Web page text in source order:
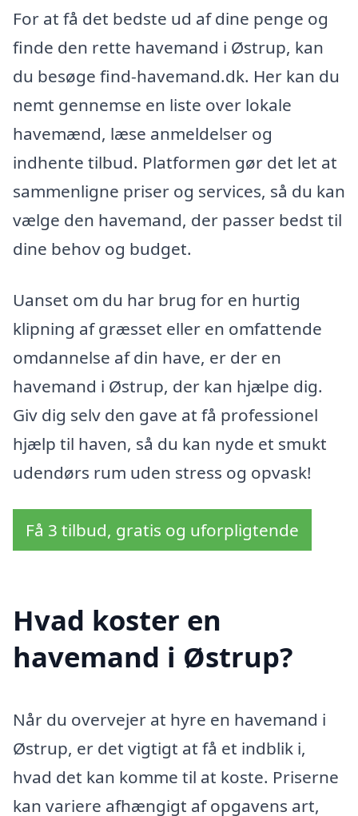
For at få det bedste ud af dine penge og
finde den rette havemand i Østrup, kan
du besøge find-havemand.dk. Her kan du
nemt gennemse en liste over lokale
havemænd, læse anmeldelser og
indhente tilbud. Platformen gør det let at
sammenligne priser og services, så du kan
vælge den havemand, der passer bedst til
dine behov og budget.
Uanset om du har brug for en hurtig
klipning af græsset eller en omfattende
omdannelse af din have, er der en
havemand i Østrup, der kan hjælpe dig.
Giv dig selv den gave at få professionel
hjælp til haven, så du kan nyde et smukt
udendørs rum uden stress og opvask!
Få 3 tilbud, gratis og uforpligtende
Hvad koster en
havemand i Østrup?
Når du overvejer at hyre en havemand i
Østrup, er det vigtigt at få et indblik i,
hvad det kan komme til at koste. Priserne
kan variere afhængigt af opgavens art,